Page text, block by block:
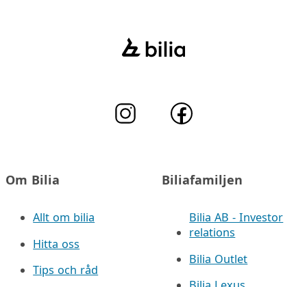
Om Bilia
Allt om bilia
Hitta oss
Tips och råd
Biliafamiljen
Bilia AB - Investor
relations
Bilia Outlet